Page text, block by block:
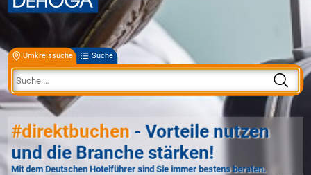
Umkreissuche Suche
#direktbuchen - Vorteile nutzen
und die Branche stärken!
Mit dem Deutschen Hotelführer sind Sie immer bestens beraten.